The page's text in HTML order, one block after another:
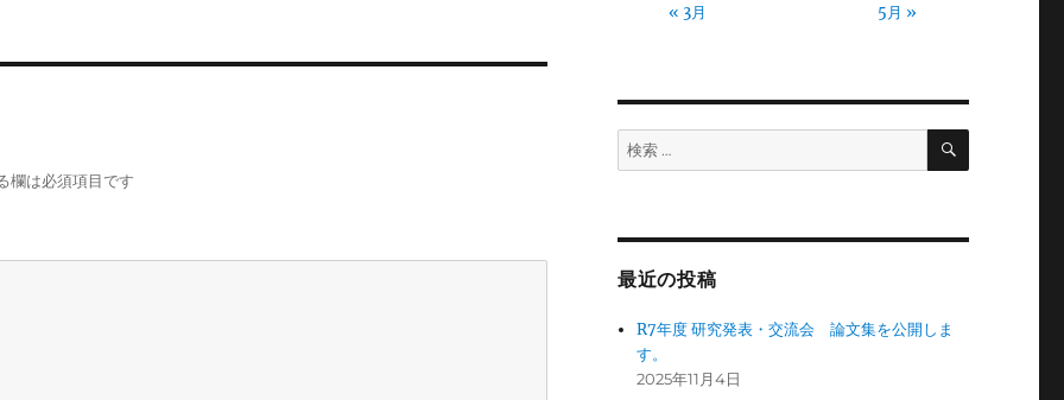
欄は必須項目です
« 3月 5月 »
検
索:
検
最近の投稿
R7年度 研究発表・交流会 論文集を公開しま
す。
2025年11月4日